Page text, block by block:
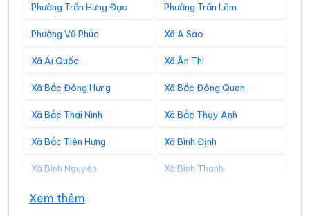
Phường Trần Hưng Đạo Phường Trần Lãm
Phường Vũ Phúc Xã A Sào
Xã Ái Quốc Xã Ân Thi
Xã Bắc Đông Hưng Xã Bắc Đông Quan
Xã Bắc Thái Ninh Xã Bắc Thụy Anh
Xã Bắc Tiên Hưng Xã Bình Định
Xã Bình Nguyên Xã Bình Thanh
Xã Châu Ninh
Xem thêm